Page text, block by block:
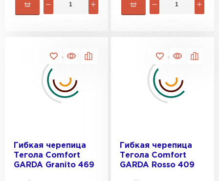
Гибкая черепица
Тегола Comfort
GARDA Granito 469
Гибкая черепица
Тегола Comfort
GARDA Rosso 409